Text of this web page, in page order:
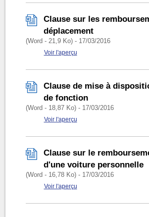
Clause sur les
déplacement
(Word - 21,9 Ko) - 17/03/2016
Voir l'aperçu
Clause de mise à
de fonction
(Word - 18,87 Ko) - 17/03/2016
Voir l'aperçu
Clause sur le
d'une voiture personnelle
(Word - 16,78 Ko) - 17/03/2016
Voir l'aperçu